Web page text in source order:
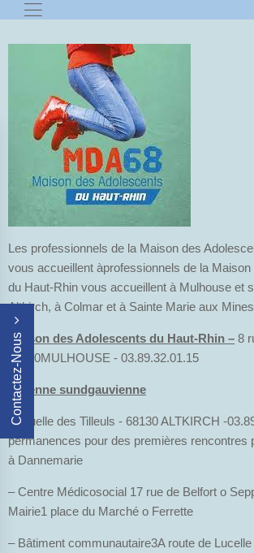
Contactez-Nous
Les professionnels de la Maison des
vous accueillent àprofessionnels de la
du Haut-Rhin vous accueillent à Mulhouse et
Altkirch, à Colmar et à Sainte Marie aux
Maison des Adolescents du Haut-Rhin – 8
68200MULHOUSE - 03.89.32.01.15
Antenne sundgauvienne
- 1 ruelle des Tilleuls - 68130 ALTKIRCH -
permanences pour des premières rencontres
à Dannemarie
– Centre Médicosocial 17 rue de Belfort o
Mairie1 place du Marché o Ferrette
– Bâtiment communautaire3A route de Lucelle